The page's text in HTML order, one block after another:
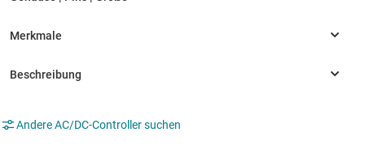
Andere AC/DC-Controller suchen